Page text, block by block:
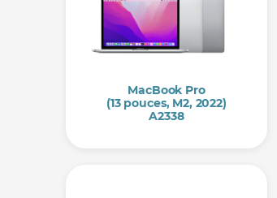
MacBook Pro
(13 pouces, M2, 2022)
A2338